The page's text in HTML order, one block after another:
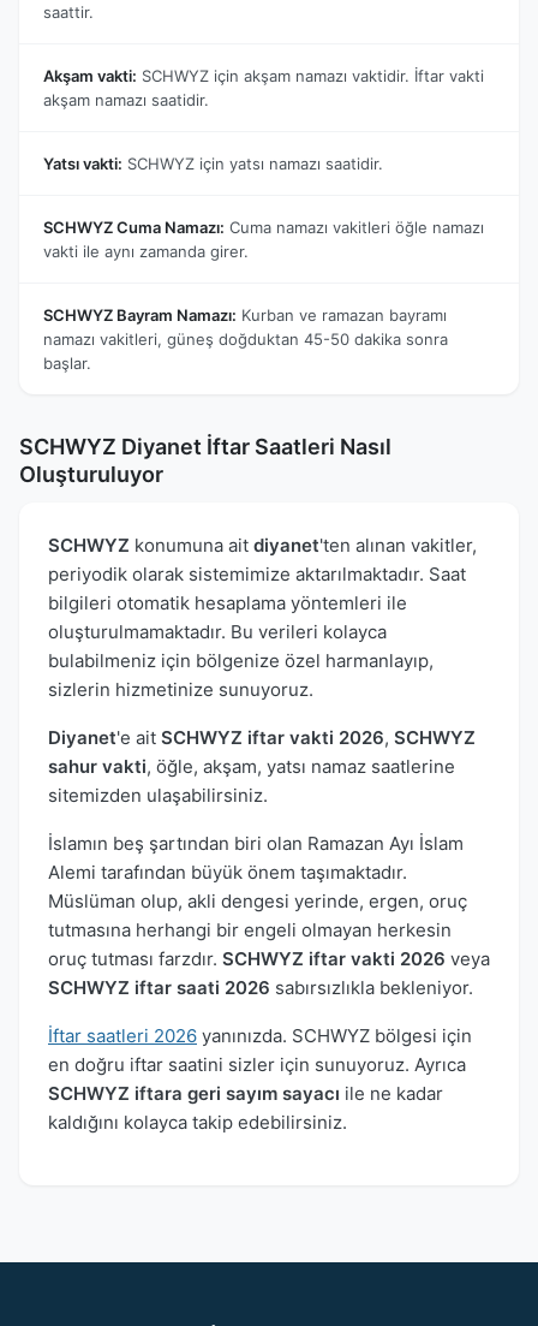
saattir.
Akşam vakti: SCHWYZ için akşam namazı vaktidir. İftar vakti
akşam namazı saatidir.
Yatsı vakti: SCHWYZ için yatsı namazı saatidir.
SCHWYZ Cuma Namazı: Cuma namazı vakitleri öğle namazı
vakti ile aynı zamanda girer.
SCHWYZ Bayram Namazı: Kurban ve ramazan bayramı
namazı vakitleri, güneş doğduktan 45-50 dakika sonra
başlar.
SCHWYZ Diyanet İftar Saatleri Nasıl
Oluşturuluyor
SCHWYZ konumuna ait diyanet'ten alınan vakitler,
periyodik olarak sistemimize aktarılmaktadır. Saat
bilgileri otomatik hesaplama yöntemleri ile
oluşturulmamaktadır. Bu verileri kolayca
bulabilmeniz için bölgenize özel harmanlayıp,
sizlerin hizmetinize sunuyoruz.
Diyanet'e ait SCHWYZ iftar vakti 2026, SCHWYZ
sahur vakti, öğle, akşam, yatsı namaz saatlerine
sitemizden ulaşabilirsiniz.
İslamın beş şartından biri olan Ramazan Ayı İslam
Alemi tarafından büyük önem taşımaktadır.
Müslüman olup, akli dengesi yerinde, ergen, oruç
tutmasına herhangi bir engeli olmayan herkesin
oruç tutması farzdır. SCHWYZ iftar vakti 2026 veya
SCHWYZ iftar saati 2026 sabırsızlıkla bekleniyor.
İftar saatleri 2026 yanınızda. SCHWYZ bölgesi için
en doğru iftar saatini sizler için sunuyoruz. Ayrıca
SCHWYZ iftara geri sayım sayacı ile ne kadar
kaldığını kolayca takip edebilirsiniz.